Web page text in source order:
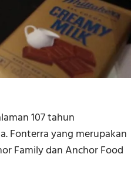
107 tahun
Fonterra yang merupakan
Family dan Anchor Food